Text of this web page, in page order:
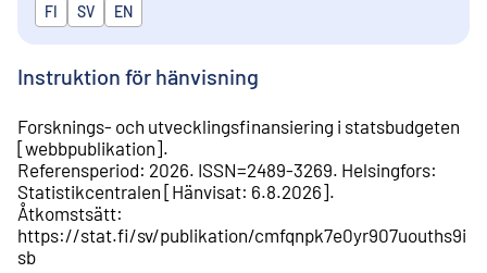
Publiceras på
FI SV EN
Instruktion för hänvisning
Forsknings- och utvecklingsfinansiering i statsbudgeten
[webbpublikation].
Referensperiod: 2026. ISSN=2489-3269. Helsingfors:
Statistikcentralen [Hänvisat: 6.8.2026].
Åtkomstsätt:
https://stat.fi/sv/publikation/cmfqnpk7e0yr907uouths9i
sb